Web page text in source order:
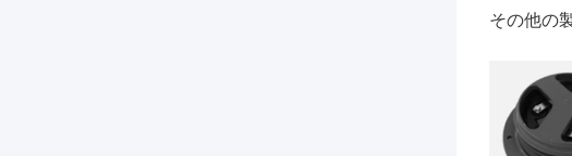
その他の